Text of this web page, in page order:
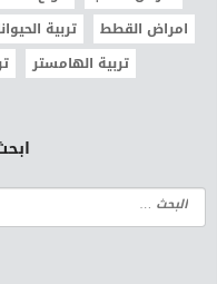
امراض القطط
تربية
تربية الهامستر